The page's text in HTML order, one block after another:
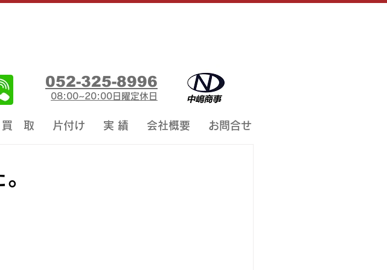
052-325-8996
08:00~20:00日曜定休日
買 取 片付け 実 績 会社概要 お問合せ